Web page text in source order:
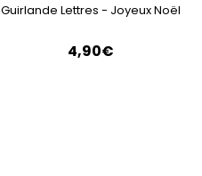
Guirlande Lettres - Joyeux Noël
4,90€